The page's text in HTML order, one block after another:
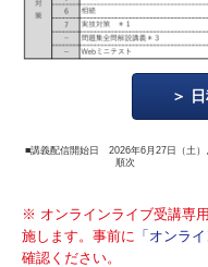
■講義配信開始日 2026年6月27日（土）
順次
※ オンラインライブ受講専
施します。事前に 「オンラ
確認ください。